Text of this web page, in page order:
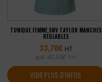
TUNIQUE FEMME SNV TAYLOR MANCHES
RÉGLABLES
33,78€ HT
soit 40,54€ TTC
VOIR PLUS D'INFOS